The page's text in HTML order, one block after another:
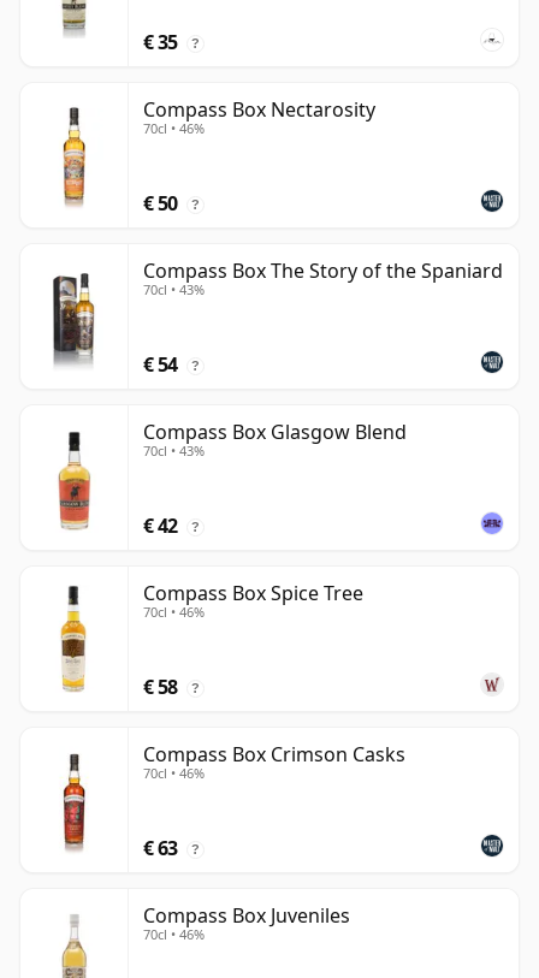
€ 35 ?
Compass Box Nectarosity
70cl • 46%
€ 50 ?
Compass Box The Story of the Spaniard
70cl • 43%
€ 54 ?
Compass Box Glasgow Blend
70cl • 43%
€ 42 ?
Compass Box Spice Tree
70cl • 46%
€ 58 ?
Compass Box Crimson Casks
70cl • 46%
€ 63 ?
Compass Box Juveniles
70cl • 46%